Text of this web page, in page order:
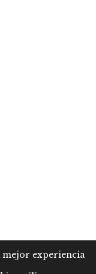
mejor experiencia